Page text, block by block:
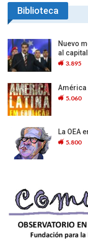
Biblioteca
Nuevo
al
3.895
América
5.060
La OEA
5.800